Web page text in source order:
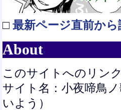
□ 最新ページ直前から
About
このサイトへのリン
サイト名：小夜啼鳥
いよう）